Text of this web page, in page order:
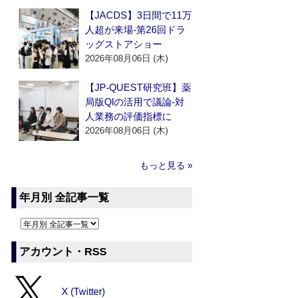
【JACDS】3日間で11万
人超が来場‐第26回ドラ
ッグストアショー
2026年08月06日 (木)
【JP-QUEST研究班】薬
局版QIの活用で議論‐対
人業務の評価指標に
2026年08月06日 (木)
もっと見る »
年月別 全記事一覧
アカウント・RSS
X (Twitter)